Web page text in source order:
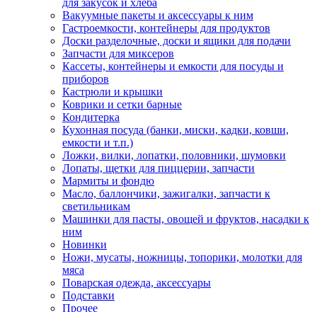
для закусок и хлеба
Вакуумные пакеты и аксессуары к ним
Гастроемкости, контейнеры для продуктов
Доски разделочные, доски и ящики для подачи
Запчасти для миксеров
Кассеты, контейнеры и емкости для посуды и
приборов
Кастрюли и крышки
Коврики и сетки барные
Кондитерка
Кухонная посуда (банки, миски, кадки, ковши,
емкости и т.п.)
Ложки, вилки, лопатки, половники, шумовки
Лопаты, щетки для пиццерии, запчасти
Мармиты и фондю
Масло, баллончики, зажигалки, запчасти к
светильникам
Машинки для пасты, овощей и фруктов, насадки к
ним
Новинки
Ножи, мусаты, ножницы, топорики, молотки для
мяса
Поварская одежда, аксессуары
Подставки
Прочее